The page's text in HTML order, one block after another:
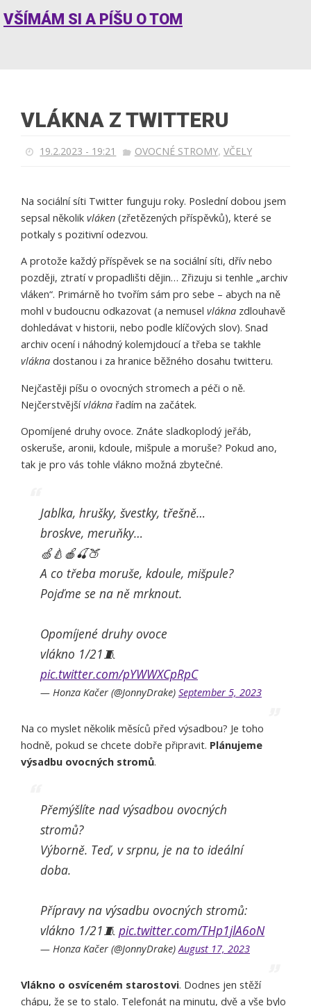
VŠÍMÁM SI A PÍŠU O TOM
VLÁKNA Z TWITTERU
19.2.2023 - 19:21 OVOCNÉ STROMY, VČELY
Na sociální síti Twitter funguju roky. Poslední dobou jsem
sepsal několik vláken (zřetězených příspěvků), které se
potkaly s pozitivní odezvou.
A protože každý příspěvek se na sociální síti, dřív nebo
později, ztratí v propadlišti dějin… Zřizuju si tenhle „archiv
vláken“. Primárně ho tvořím sám pro sebe – abych na ně
mohl v budoucnu odkazovat (a nemusel vlákna zdlouhavě
dohledávat v historii, nebo podle klíčových slov). Snad
archiv ocení i náhodný kolemjdoucí a třeba se takhle
vlákna dostanou i za hranice běžného dosahu twitteru.
Nejčastěji píšu o ovocných stromech a péči o ně.
Nejčerstvějšívlákna řadím na začátek.
Opomíjené druhy ovoce. Znáte sladkoplodý jeřáb,
oskeruše, aronii, kdoule, mišpule a moruše? Pokud ano,
tak je pro vás tohle vlákno možná zbytečné.
Jablka, hrušky, švestky, třešně…
broskve, meruňky…
🍏🍐🍎🍒🍑
A co třeba moruše, kdoule, mišpule?
Pojďme se na ně mrknout.
Opomíjené druhy ovoce
vlákno 1/21🧵
pic.twitter.com/pYWWXCpRpC
— Honza Kačer (@JonnyDrake) September 5, 2023
Na co myslet několik měsíců před výsadbou? Je toho
hodně, pokud se chcete dobře připravit. Plánujeme
výsadbu ovocných stromů.
Přemýšlíte nad výsadbou ovocných
stromů?
Výborně. Teď, v srpnu, je na to ideální
doba.
Přípravy na výsadbu ovocných stromů:
vlákno 1/21🧵 pic.twitter.com/THp1jlA6oN
— Honza Kačer (@JonnyDrake)August 17, 2023
Vlákno o osvíceném starostovi. Dodnes jen stěží
chápu, že se to stalo. Telefonát na minutu, dvě a vše bylo